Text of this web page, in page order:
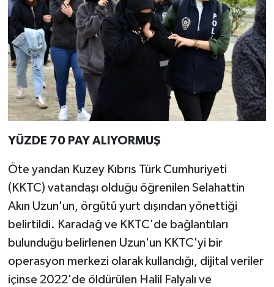
YÜZDE 70 PAY ALIYORMUŞ
Öte yandan Kuzey Kıbrıs Türk Cumhuriyeti
(KKTC) vatandaşı olduğu öğrenilen Selahattin
Akın Uzun'un, örgütü yurt dışından yönettiği
belirtildi. Karadağ ve KKTC'de bağlantıları
bulunduğu belirlenen Uzun'un KKTC'yi bir
operasyon merkezi olarak kullandığı, dijital veriler
içinse 2022'de öldürülen Halil Falyalı ve